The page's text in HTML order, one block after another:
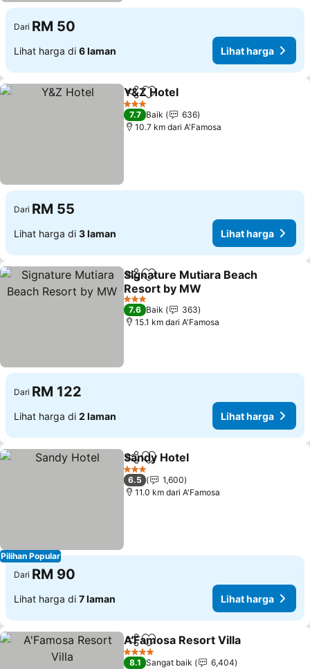
Dari RM 50
Lihat harga di 6 laman Lihat harga
KongsiTambah ke favorit
Y&Z Hotel
3 Bintang
7.7 Baik
636
10.7 km dari A'Famosa
Dari RM 55
Lihat harga di 3 laman Lihat harga
KongsiTambah ke favorit
Signature Mutiara Beach
Resort by MW
Lihat harga
3 Bintang
7.6 Baik
363
15.1 km dari A'Famosa
Dari RM 122
Lihat harga di 2 laman Lihat harga
Pilihan Popular
KongsiTambah ke favorit
Sandy Hotel
3 Bintang
6.5
1,600
11.0 km dari A'Famosa
Dari RM 90
Lihat harga di 7 laman Lihat harga
KongsiTambah ke favorit
A'Famosa Resort Villa
4 Bintang
8.1 Sangat baik
6,404